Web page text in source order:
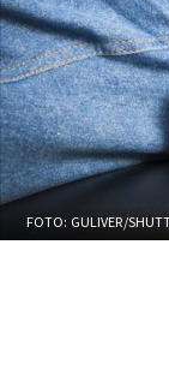
FOTO: GULIVER/